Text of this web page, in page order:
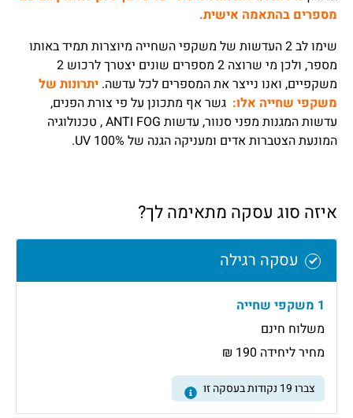
מספרים בהתאמה אישית.
שימו לב 2 העדשות של משקפי השחייה מיוצרות תמיד באותו
מספר, ולכן מי שרוצה 2 מספרים שונים יצטרך לרכוש 2
משקפיים, ואנו נייצר את המספרים לכל עדשה. יתרונות של
משקפי שחייה אלו: גשר אף מתכונן על פי צורת הפנים,
עדשות המגנות מפני סנוור, עדשות ANTI FOG , טכנולוגיה
המונעת הצטברות אדים ומעניקה הגנה של 100% UV.
איזה סוג עסקה מתאימה לך?
עסקה רגילה
1 משקפי שחייה
משלוח חינם
מחיר ליחידה 190 ₪
צברו19 נקודות בעסקה זו